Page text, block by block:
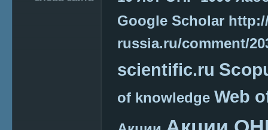
Google Scholar
russia.ru/comment/
scientific.ru
of knowledge Web